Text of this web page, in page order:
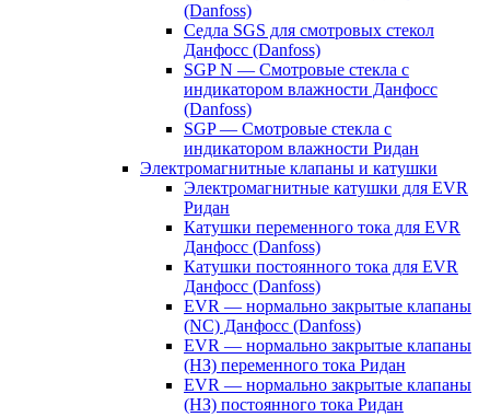
(Danfoss)
Седла SGS для смотровых стекол
Данфосс (Danfoss)
SGP N — Смотровые стекла с
индикатором влажности Данфосс
(Danfoss)
SGP — Смотровые стекла с
индикатором влажности Ридан
Электромагнитные клапаны и катушки
Электромагнитные катушки для EVR
Ридан
Катушки переменного тока для EVR
Данфосс (Danfoss)
Катушки постоянного тока для EVR
Данфосс (Danfoss)
EVR — нормально закрытые клапаны
(NC) Данфосс (Danfoss)
EVR — нормально закрытые клапаны
(НЗ) переменного тока Ридан
EVR — нормально закрытые клапаны
(НЗ) постоянного тока Ридан